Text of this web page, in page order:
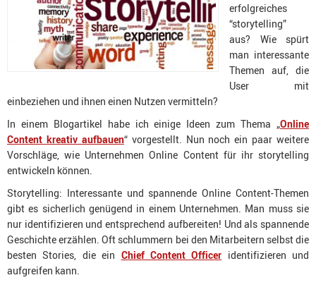
erfolgreiches
“storytelling”
aus? Wie spürt
man interessante
Themen auf, die
User mit
einbeziehen und ihnen einen Nutzen vermitteln?
In einem Blogartikel habe ich einige Ideen zum Thema „Online
Content kreativ aufbauen“ vorgestellt. Nun noch ein paar weitere
Vorschläge, wie Unternehmen Online Content für ihr storytelling
entwickeln können.
Storytelling: Interessante und spannende Online Content-Themen
gibt es sicherlich genügend in einem Unternehmen. Man muss sie
nur identifizieren und entsprechend aufbereiten! Und als spannende
Geschichte erzählen. Oft schlummern bei den Mitarbeitern selbst die
besten Stories, die ein Chief Content Officer identifizieren und
aufgreifen kann.